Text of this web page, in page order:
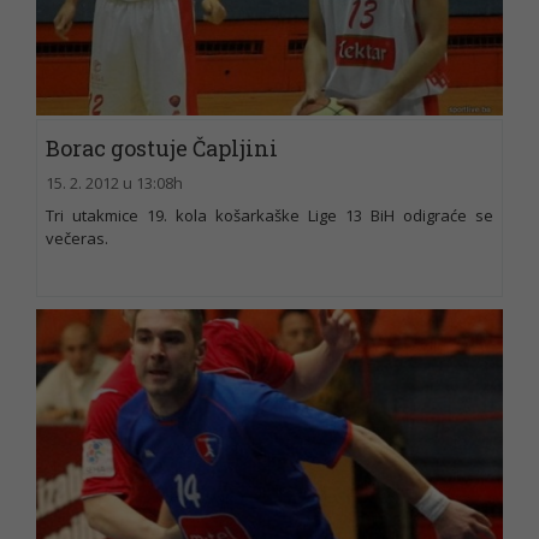
Borac gostuje Čapljini
15. 2. 2012 u 13:08h
Tri utakmice 19. kola košarkaške Lige 13 BiH odigraće se
večeras.